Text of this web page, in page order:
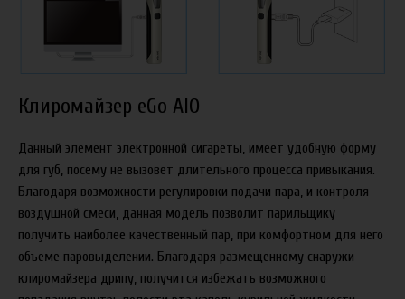
Клиромайзер eGo AIO
Данный элемент электронной сигареты, имеет удобную форму
для губ, посему не вызовет длительного процесса привыкания.
Благодаря возможности регулировки подачи пара, и контроля
воздушной смеси, данная модель позволит парильщику
получить наиболее качественный пар, при комфортном для него
объеме паровыделении. Благодаря размещенному снаружи
клиромайзера дрипу, получится избежать возможного